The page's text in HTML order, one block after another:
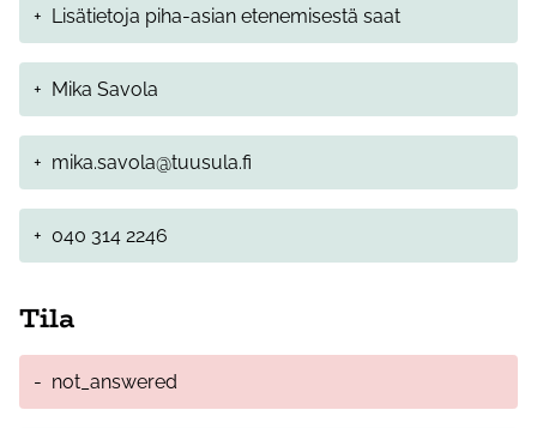
+ Lisätietoja piha-asian etenemisestä saat
+ Mika Savola
+ mika.savola@tuusula.fi
+ 040 314 2246
Tila
- not_answered